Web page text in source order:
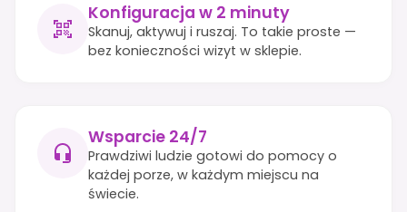
Konfiguracja w 2 minuty
Skanuj, aktywuj i ruszaj. To takie proste —
bez konieczności wizyt w sklepie.
Wsparcie 24/7
Prawdziwi ludzie gotowi do pomocy o
każdej porze, w każdym miejscu na
świecie.